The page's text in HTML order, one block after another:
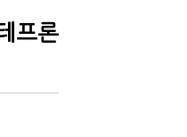
프론